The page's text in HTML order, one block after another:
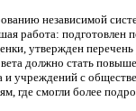
независимой
работа: подготовлен
утвержден
должно стать
и учреждений с
где смогли более